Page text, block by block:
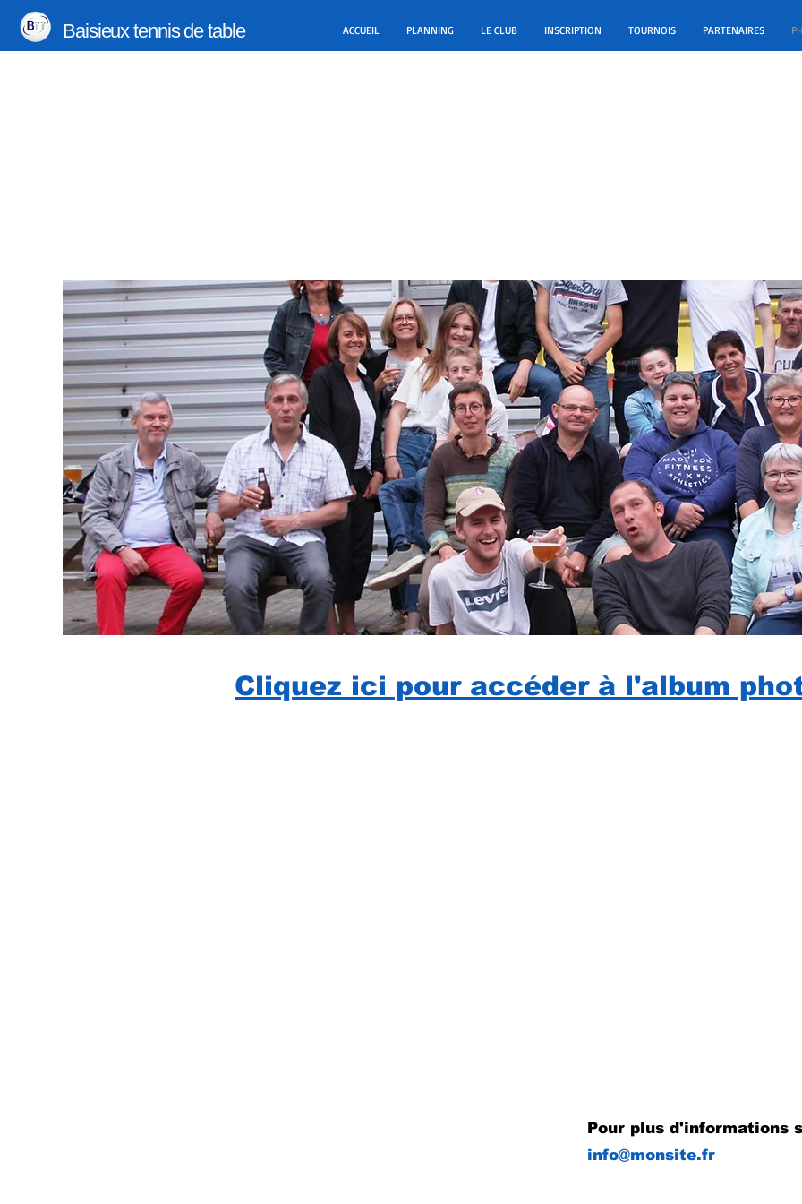
Baisieux tennis de table ACCUEIL PLANNING LE CLUB INSCRIPTION TOURNOIS PARTENAIRES
Cliquez ici pour accéder à l'album
Pour plus d'informations
info@monsite.fr